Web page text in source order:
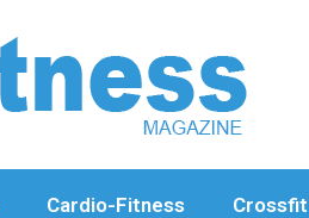
Cardio-Fitness Crossfit